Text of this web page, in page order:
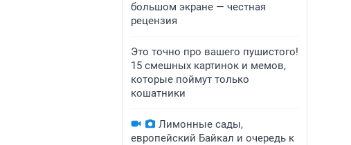
большом экране — честная
рецензия
Это точно про вашего пушистого!
15 смешных картинок и мемов,
которые поймут только
кошатники
Лимонные сады,
европейский Байкал и очередь к